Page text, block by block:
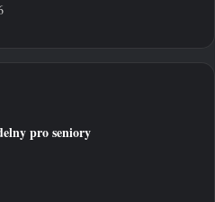
pro seniory